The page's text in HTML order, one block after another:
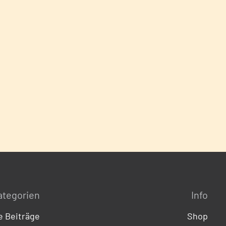
Beiträge
Info
Shop